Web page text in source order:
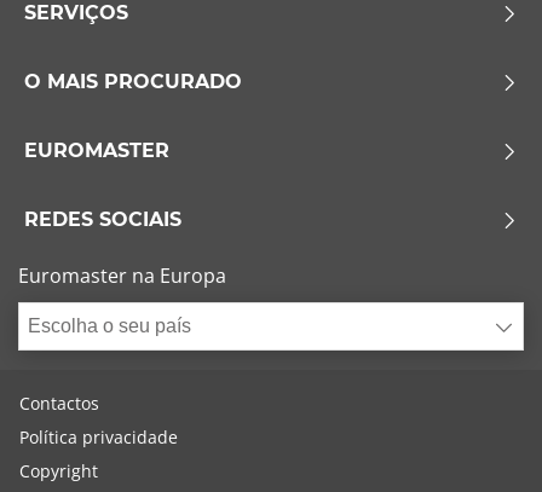
SERVIÇOS
O MAIS PROCURADO
EUROMASTER
REDES SOCIAIS
Euromaster na Europa
Escolha o seu país
Contactos
Política privacidade
Copyright